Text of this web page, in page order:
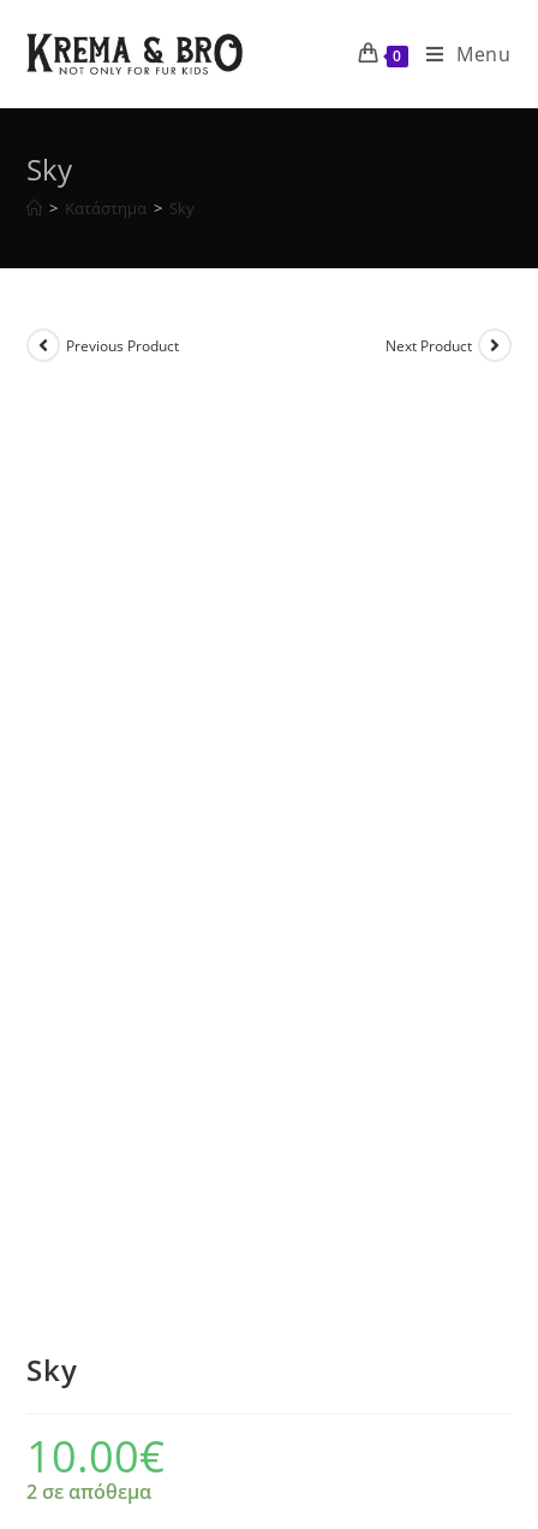
content
0 Menu
Sky
> Κατάστημα > Sky
Previous Product Next Product
Sky
10.00€
2 σε απόθεμα